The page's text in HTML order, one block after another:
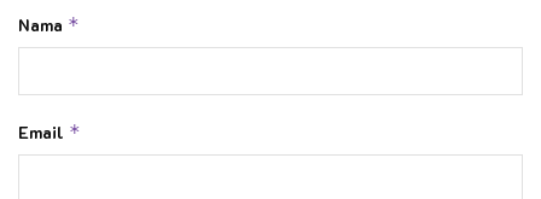
Nama *
Email *